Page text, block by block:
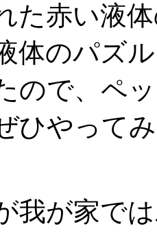
た赤い液
体のパズ
ので、ペ
ひやって
我が家で